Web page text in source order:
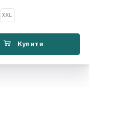
XXL
Купити